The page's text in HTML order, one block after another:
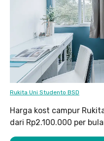
Rukita Uni Studento BSD
Harga kost campur
dari Rp2.100.000 per